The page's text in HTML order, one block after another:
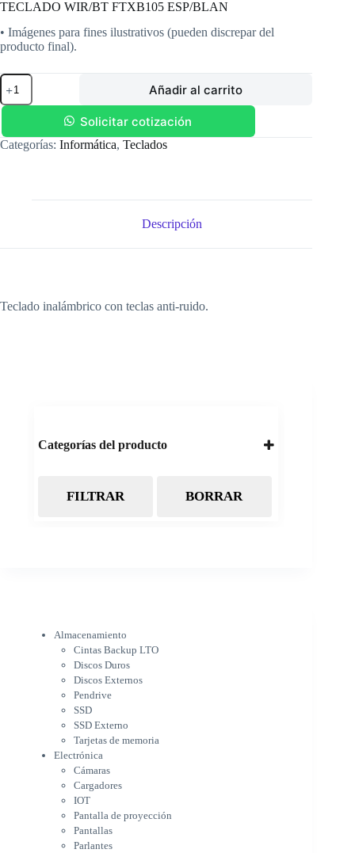
TECLADO WIR/BT FTXB105 ESP/BLAN
• Imágenes para fines ilustrativos (pueden discrepar del
producto final).
TECLADO
WIR/BT
FTXB105
cantidad
Añadir al carrito
Solicitar cotización
Categorías: Informática, Teclados
Descripción
Teclado inalámbrico con teclas anti-ruido.
Categorías del producto
Almacenamiento
Cámaras
Cargadores
IOT
Pantalla de proyección
Pantallas
Parlantes
Proyectores
Relojes Inteligentes
Televisores
Gaming
Escritorios & Sillas
Hogar
Bebés & Niños
Conservadoras & Térmicos
FILTRAR BORRAR
Almacenamiento
Cintas Backup LTO
Discos Duros
Discos Externos
Pendrive
SSD
SSD Externo
Tarjetas de memoria
Electrónica
Cámaras
Cargadores
IOT
Pantalla de proyección
Pantallas
Parlantes